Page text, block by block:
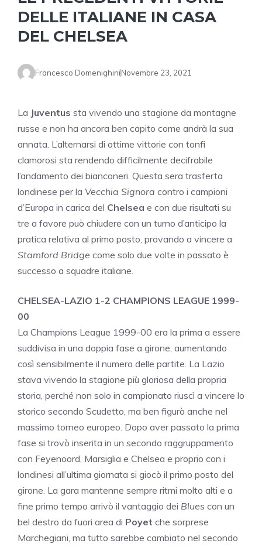
DELLE ITALIANE IN CASA
DEL CHELSEA
Francesco DomenighiniNovembre 23, 2021
La Juventus sta vivendo una stagione da montagne
russe e non ha ancora ben capito come andrà la sua
annata. L’alternarsi di ottime vittorie con tonfi
clamorosi sta rendendo difficilmente decifrabile
l’andamento dei bianconeri. Questa sera trasferta
londinese per la Vecchia Signora contro i campioni
d’Europa in carica del Chelsea e con due risultati su
tre a favore può chiudere con un turno d’anticipo la
pratica relativa al primo posto, provando a vincere a
Stamford Bridge come solo due volte in passato è
successo a squadre italiane.
CHELSEA-LAZIO 1-2 CHAMPIONS LEAGUE 1999-
00
La Champions League 1999-00 era la prima a essere
suddivisa in una doppia fase a girone, aumentando
così sensibilmente il numero delle partite. La Lazio
stava vivendo la stagione più gloriosa della propria
storia, perché non solo in campionato riuscì a vincere lo
storico secondo Scudetto, ma ben figurò anche nel
massimo torneo europeo. Dopo aver passato la prima
fase si trovò inserita in un secondo raggruppamento
con Feyenoord, Marsiglia e Chelsea e proprio con i
londinesi all’ultima giornata si giocò il primo posto del
girone. La gara mantenne sempre ritmi molto alti e a
fine primo tempo arrivò il vantaggio dei Blues con un
bel destro da fuori area di Poyet che sorprese
Marchegiani, ma tutto sarebbe cambiato nel secondo